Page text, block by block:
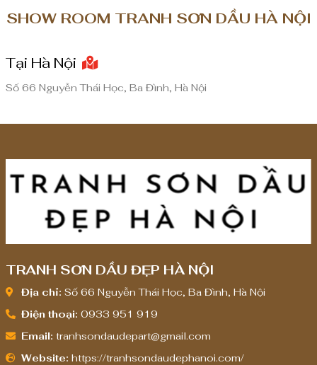
SHOW ROOM TRANH SƠN DẦU HÀ NỘI
Tại Hà Nội
Số 66 Nguyễn Thái Học, Ba Đình, Hà Nội
TRANH SƠN DẦU ĐẸP HÀ NỘI
Địa chỉ: Số 66 Nguyễn Thái Học, Ba Đình, Hà Nội
Điện thoại: 0933 951 919
Email: tranhsondaudepart@gmail.com
Website: https://tranhsondaudephanoi.com/